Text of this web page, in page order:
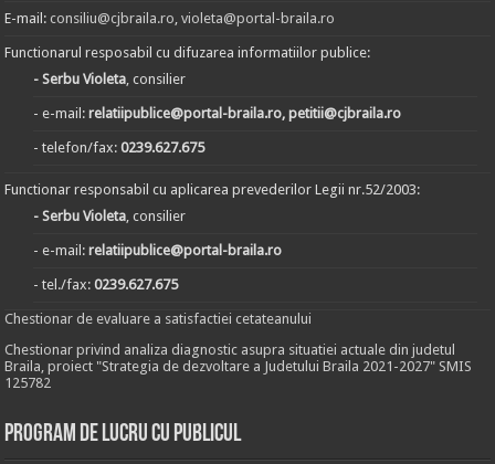
E-mail:consiliu@cjbraila.ro,violeta@portal-braila.ro
Functionarul resposabil cu difuzarea informatiilor publice:
- Serbu Violeta, consilier
- e-mail:relatiipublice@portal-braila.ro, petitii@cjbraila.ro
- telefon/fax:0239.627.675
Functionar responsabil cu aplicarea prevederilor Legii nr.52/2003:
- Serbu Violeta, consilier
- e-mail:relatiipublice@portal-braila.ro
- tel./fax:0239.627.675
Chestionar de evaluare a satisfactiei cetateanului
Chestionar privind analiza diagnostic asupra situatiei actuale din judetul
Braila, proiect "Strategia de dezvoltare a Judetului Braila 2021-2027" SMIS
125782
Program de lucru cu publicul